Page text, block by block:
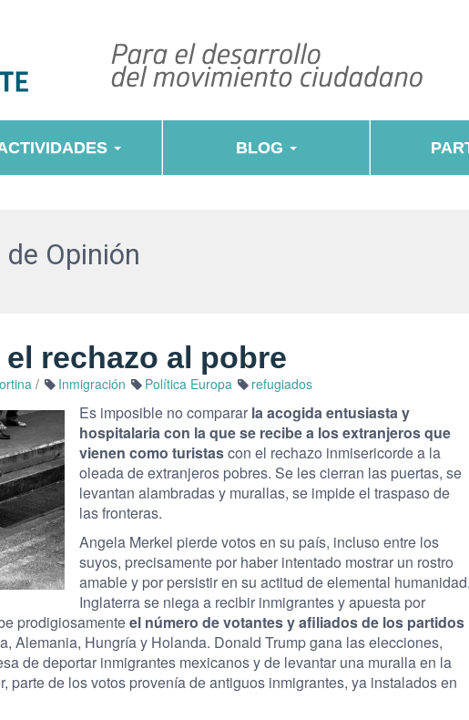
BLOG
Opinión
el rechazo al pobre
/ Inmigración Política Europa refugiados
Es imposible no comparar la acogida entusiasta y
hospitalaria con la que se recibe a los extranjeros que
vienen como turistascon el rechazo inmisericorde a la
oleada de extranjeros pobres. Se les cierran las puertas, se
levantan alambradas y murallas, se impide el traspaso de
las fronteras.
Angela Merkel pierde votos en su país, incluso entre los
suyos, precisamente por haber intentado mostrar un rostro
amable y por persistir en su actitud de elemental humanidad.
Inglaterra se niega a recibir inmigrantes y apuesta por
prodigiosamenteel número de votantes y afiliados de los partidos
Alemania, Hungría y Holanda. Donald Trump gana las elecciones,
de deportar inmigrantes mexicanos y de levantar una muralla en la
parte de los votos provenía de antiguos inmigrantes, ya instalados en